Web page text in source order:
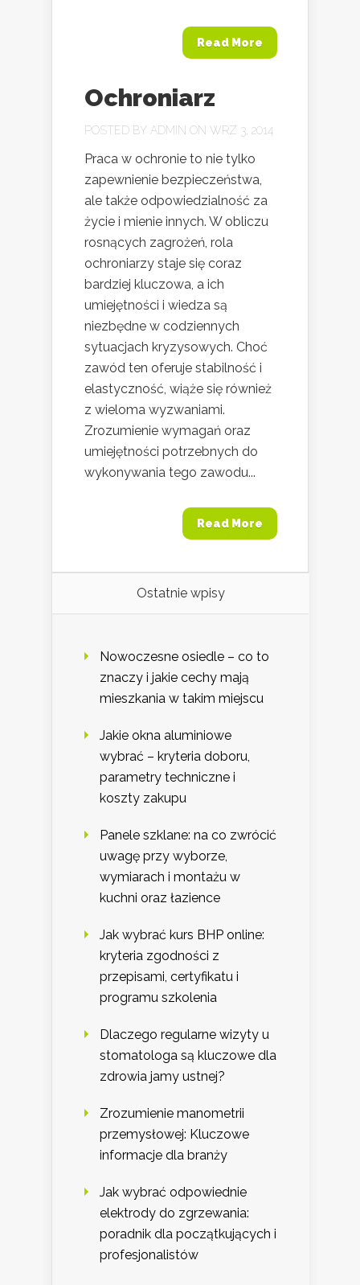
Read More
Ochroniarz
POSTED BY ADMIN ON WRZ 3, 2014
Praca w ochronie to nie tylko
zapewnienie bezpieczeństwa,
ale także odpowiedzialność za
życie i mienie innych. W obliczu
rosnących zagrożeń, rola
ochroniarzy staje się coraz
bardziej kluczowa, a ich
umiejętności i wiedza są
niezbędne w codziennych
sytuacjach kryzysowych. Choć
zawód ten oferuje stabilność i
elastyczność, wiąże się również
z wieloma wyzwaniami.
Zrozumienie wymagań oraz
umiejętności potrzebnych do
wykonywania tego zawodu...
Read More
Ostatnie wpisy
Nowoczesne osiedle – co to
znaczy i jakie cechy mają
mieszkania w takim miejscu
Jakie okna aluminiowe
wybrać – kryteria doboru,
parametry techniczne i
koszty zakupu
Panele szklane: na co zwrócić
uwagę przy wyborze,
wymiarach i montażu w
kuchni oraz łazience
Jak wybrać kurs BHP online:
kryteria zgodności z
przepisami, certyfikatu i
programu szkolenia
Dlaczego regularne wizyty u
stomatologa są kluczowe dla
zdrowia jamy ustnej?
Zrozumienie manometrii
przemysłowej: Kluczowe
informacje dla branży
Jak wybrać odpowiednie
elektrody do zgrzewania:
poradnik dla początkujących i
profesjonalistów